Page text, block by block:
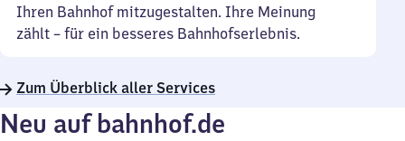
Ihren Bahnhof mitzugestalten. Ihre Meinung
zählt – für ein besseres Bahnhofserlebnis.
Zum Überblick aller Services
Neu auf bahnhof.de